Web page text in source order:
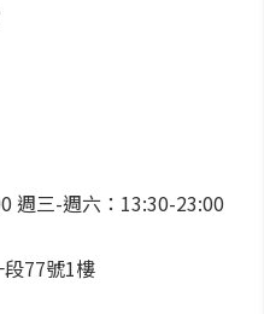
週三-週六：13:30-23:00
77號1樓